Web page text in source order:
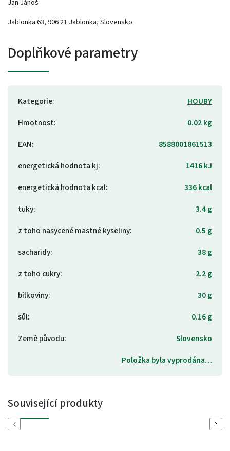
Jan Jánoš
Jablonka 63, 906 21 Jablonka, Slovensko
Doplňkové parametry
Kategorie:
HOUBY
Hmotnost:
0.02 kg
EAN:
8588001861513
energetická hodnota kj:
1416 kJ
energetická hodnota kcal:
336 kcal
tuky:
3.4 g
z toho nasycené mastné kyseliny:
0.5 g
sacharidy:
38 g
z toho cukry:
2.2 g
bílkoviny:
30 g
sůl:
0.16 g
Země původu:
Slovensko
Položka byla vyprodána…
Související produkty
Previous Next